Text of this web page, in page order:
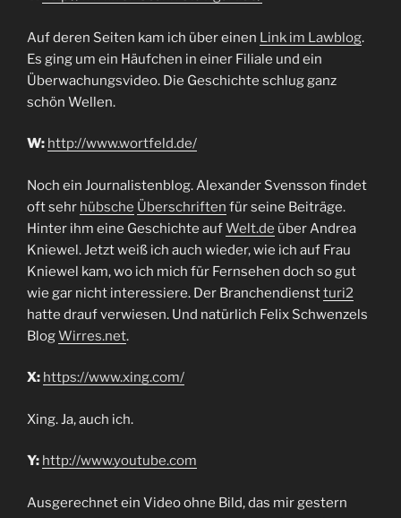
Auf deren Seiten kam ich über einen Link im Lawblog.
Es ging um ein Häufchen in einer Filiale und ein
Überwachungsvideo. Die Geschichte schlug ganz
schön Wellen.
W: http://www.wortfeld.de/
Noch ein Journalistenblog. Alexander Svensson findet
oft sehr hübsche Überschriften für seine Beiträge.
Hinter ihm eine Geschichte aufWelt.de über Andrea
Kniewel. Jetzt weiß ich auch wieder, wie ich auf Frau
Kniewel kam, wo ich mich für Fernsehen doch so gut
wie gar nicht interessiere. Der Branchendienstturi2
hatte drauf verwiesen. Und natürlich Felix Schwenzels
BlogWirres.net.
X: https://www.xing.com/
Xing. Ja, auch ich.
Y: http://www.youtube.com
Ausgerechnet ein Video ohne Bild, das mir gestern